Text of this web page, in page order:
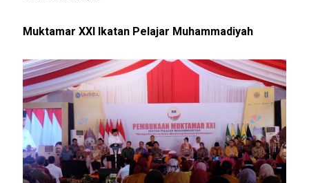
Muktamar XXI Ikatan Pelajar Muhammadiyah